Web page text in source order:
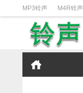
MP3铃声 M4R铃声
日韩歌曲 动漫铃声
iPhone铃声设置方法